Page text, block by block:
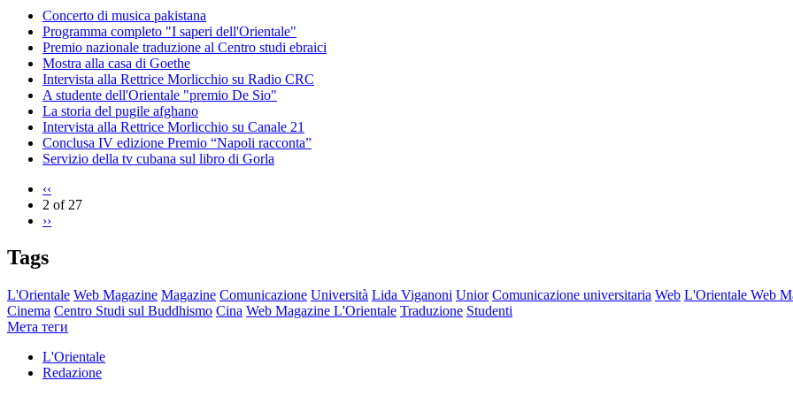
Concerto di musica pakistana
Programma completo "I saperi dell'Orientale"
Premio nazionale traduzione al Centro studi ebraici
Mostra alla casa di Goethe
Intervista alla Rettrice Morlicchio su Radio CRC
A studente dell'Orientale "premio De Sio"
La storia del pugile afghano
Intervista alla Rettrice Morlicchio su Canale 21
Conclusa IV edizione Premio “Napoli racconta”
Servizio della tv cubana sul libro di Gorla
‹‹
2 of 27
››
Tags
L'Orientale Web Magazine Magazine Comunicazione Università Lida Viganoni Unior Comunicazione universitaria Web L'Orientale Web
Cinema Centro Studi sul Buddhismo Cina Web Magazine L'Orientale Traduzione Studenti
Мета теги
L'Orientale
Redazione